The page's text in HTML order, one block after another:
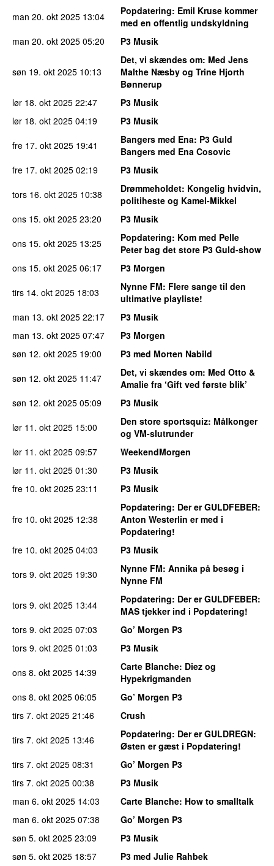
man 20. okt 2025 13:04 Popdatering: Emil Kruse kommer
med en offentlig undskyldning
man 20. okt 2025 05:20 P3 Musik
søn 19. okt 2025 10:13
Det, vi skændes om: Med Jens
Malthe Næsby og Trine Hjorth
Bønnerup
lør 18. okt 2025 22:47
P3 Musik
lør 18. okt 2025 04:19
P3 Musik
fre 17. okt 2025 19:41 Bangers med Ena: P3 Guld
Bangers med Ena Cosovic
fre 17. okt 2025 02:19
P3 Musik
tors 16. okt 2025 10:38 Drømmeholdet: Kongelig hvidvin,
politiheste og Kamel-Mikkel
ons 15. okt 2025 23:20
P3 Musik
ons 15. okt 2025 13:25 Popdatering: Kom med Pelle
Peter bag det store P3 Guld-show
ons 15. okt 2025 06:17
P3 Morgen
tirs 14. okt 2025 18:03 Nynne FM: Flere sange til den
ultimative playliste!
man 13. okt 2025 22:17
P3 Musik
man 13. okt 2025 07:47
P3 Morgen
søn 12. okt 2025 19:00
P3 med Morten Nabild
søn 12. okt 2025 11:47 Det, vi skændes om: Med Otto &
Amalie fra ‘Gift ved første blik’
søn 12. okt 2025 05:09
P3 Musik
lør 11. okt 2025 15:00 Den store sportsquiz: Målkonger
og VM-slutrunder
lør 11. okt 2025 09:57
WeekendMorgen
lør 11. okt 2025 01:30
P3 Musik
fre 10. okt 2025 23:11 P3 Musik
fre 10. okt 2025 12:38
Popdatering: Der er GULDFEBER:
Anton Westerlin er med i
Popdatering!
fre 10. okt 2025 04:03
P3 Musik
tors 9. okt 2025 19:30 Nynne FM: Annika på besøg i
Nynne FM
tors 9. okt 2025 13:44 Popdatering: Der er GULDFEBER:
MAS tjekker ind i Popdatering!
tors 9. okt 2025 07:03
Go’ Morgen P3
tors 9. okt 2025 01:03
P3 Musik
ons 8. okt 2025 14:39 Carte Blanche: Diez og
Hypekrigmanden
ons 8. okt 2025 06:05
Go’ Morgen P3
tirs 7. okt 2025 21:46
Crush
tirs 7. okt 2025 13:46 Popdatering: Der er GULDREGN:
Østen er gæst i Popdatering!
tirs 7. okt 2025 08:31
Go’ Morgen P3
tirs 7. okt 2025 00:38
P3 Musik
man 6. okt 2025 14:03 Carte Blanche: How to smalltalk
man 6. okt 2025 07:38
Go’ Morgen P3
søn 5. okt 2025 23:09
P3 Musik
søn 5. okt 2025 18:57 P3 med Julie Rahbek